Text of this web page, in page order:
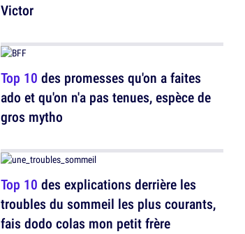
Victor
Top 10 des promesses qu'on a faites
ado et qu'on n'a pas tenues, espèce de
gros mytho
Top 10 des explications derrière les
troubles du sommeil les plus courants,
fais dodo colas mon petit frère